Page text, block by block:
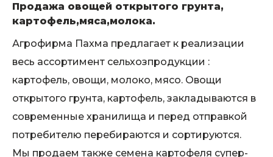
Продажа овощей открытого грунта,
картофель,мяса,молока.
Агрофирма Пахма предлагает к реализации
весь ассортимент сельхозпродукции :
картофель, овощи, молоко, мясо. Овощи
открытого грунта, картофель, закладываются в
современные хранилища и перед отправкой
потребителю перебираются и сортируются.
Мы продаем также семена картофеля супер-